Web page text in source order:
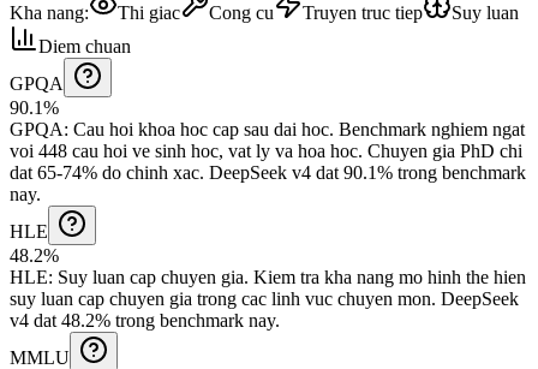
Kha nang: Thi giac Cong cu Truyen truc tiep
Suy luan
Diem chuan
GPQA
90.1%
GPQA: Cau hoi khoa hoc cap sau dai hoc. Benchmark nghiem ngat
voi 448 cau hoi ve sinh hoc, vat ly va hoa hoc. Chuyen gia PhD chi
dat 65-74% do chinh xac. DeepSeek v4 dat 90.1% trong benchmark
nay.
HLE
48.2%
HLE: Suy luan cap chuyen gia. Kiem tra kha nang mo hinh the hien
suy luan cap chuyen gia trong cac linh vuc chuyen mon. DeepSeek
v4 dat 48.2% trong benchmark nay.
MMLU